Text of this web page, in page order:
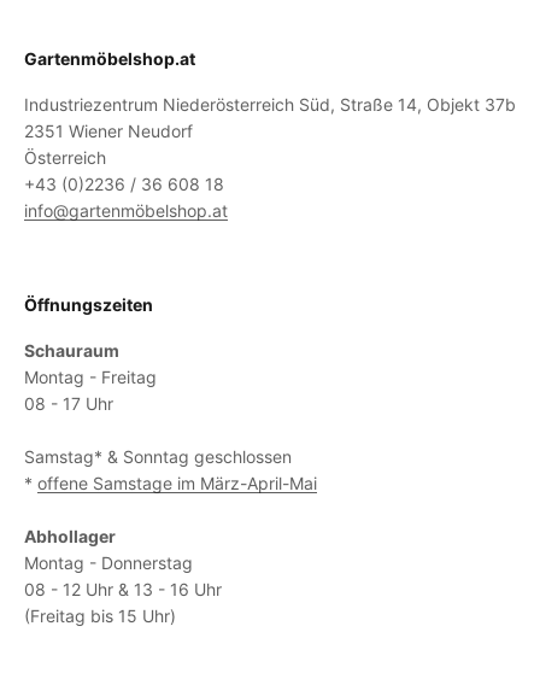
Gartenmöbelshop.at
Industriezentrum Niederösterreich Süd, Straße 14, Objekt 37b
2351 Wiener Neudorf
Österreich
+43 (0)2236 / 36 608 18
info@gartenmöbelshop.at
Öffnungszeiten
Schauraum
Montag - Freitag
08 - 17 Uhr
Samstag* & Sonntag geschlossen
* offene Samstage im März-April-Mai
Abhollager
Montag - Donnerstag
08 - 12 Uhr & 13 - 16 Uhr
(Freitag bis 15 Uhr)